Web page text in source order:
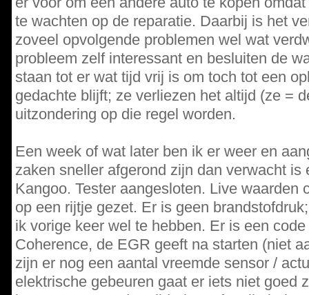
te wachten op de reparatie. Daarbij is het
zoveel opvolgende problemen wel wat
probleem zelf interessant en besluiten de
staan tot er wat tijd vrij is om toch tot een
gedachte blijft; ze verliezen het altijd (ze =
uitzondering op die regel worden.
Een week of wat later ben ik er weer en
zaken sneller afgerond zijn dan verwacht is
Kangoo. Tester aangesloten. Live waarden
op een rijtje gezet. Er is geen
ik vorige keer wel te hebben. Er is een
Coherence, de EGR geeft na starten (niet
zijn er nog een aantal vreemde sensor /
elektrische gebeuren gaat er iets niet goed